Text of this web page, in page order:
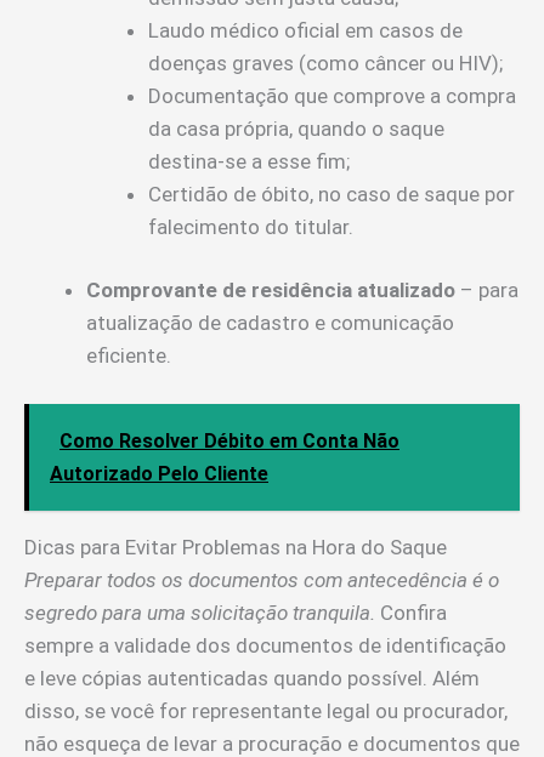
Laudo médico oficial em casos de
doenças graves (como câncer ou HIV);
Documentação que comprove a compra
da casa própria, quando o saque
destina-se a esse fim;
Certidão de óbito, no caso de saque por
falecimento do titular.
Comprovante de residência atualizado – para
atualização de cadastro e comunicação
eficiente.
Como Resolver Débito em Conta Não
Autorizado Pelo Cliente
Dicas para Evitar Problemas na Hora do Saque
Preparar todos os documentos com antecedência é o
segredo para uma solicitação tranquila. Confira
sempre a validade dos documentos de identificação
e leve cópias autenticadas quando possível. Além
disso, se você for representante legal ou procurador,
não esqueça de levar a procuração e documentos que